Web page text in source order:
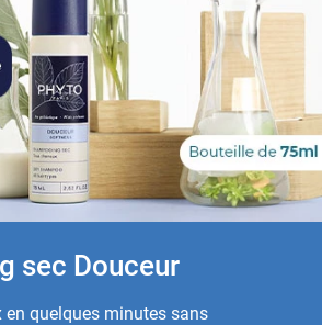
sec Douceur
en quelques minutes sans